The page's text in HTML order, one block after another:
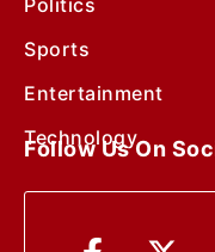
Sports
Entertainment
Technology
Follow Us On